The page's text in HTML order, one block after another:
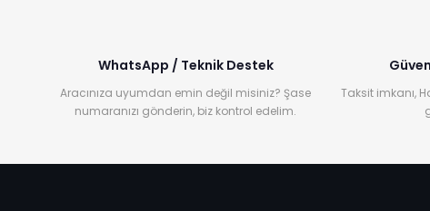
WhatsApp / Teknik Destek
Aracınıza uyumdan emin değil misiniz? Şase
numaranızı gönderin, biz kontrol edelim.
Taksit imkanı,